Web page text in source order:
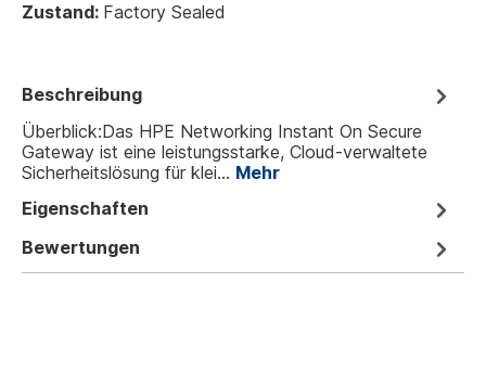
Zustand: Factory Sealed
Beschreibung
Überblick:Das HPE Networking Instant On Secure
Gateway ist eine leistungsstarke, Cloud-verwaltete
Sicherheitslösung für klei… Mehr
Eigenschaften
Bewertungen